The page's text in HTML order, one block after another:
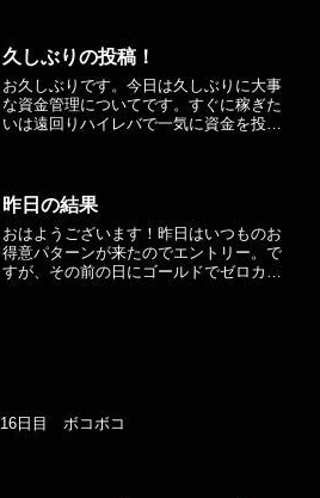
るのです...
久しぶりの投稿！
お久しぶりです。今日は久しぶりに大事
な資金管理についてです。すぐに稼ぎた
いは遠回りハイレバで一気に資金を投入
たのです。コツコツ少額ハ...
昨日の結果
おはようございます！昨日はいつものお
得意パターンが来たのでエントリー。で
すが、その前の日にゴールドでゼロカく
16日目 ボコボコ